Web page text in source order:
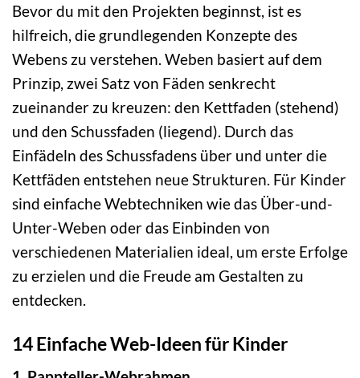
Bevor du mit den Projekten beginnst, ist es
hilfreich, die grundlegenden Konzepte des
Webens zu verstehen. Weben basiert auf dem
Prinzip, zwei Satz von Fäden senkrecht
zueinander zu kreuzen: den Kettfaden (stehend)
und den Schussfaden (liegend). Durch das
Einfädeln des Schussfadens über und unter die
Kettfäden entstehen neue Strukturen. Für Kinder
sind einfache Webtechniken wie das Über-und-
Unter-Weben oder das Einbinden von
verschiedenen Materialien ideal, um erste Erfolge
zu erzielen und die Freude am Gestalten zu
entdecken.
14 Einfache Web-Ideen für Kinder